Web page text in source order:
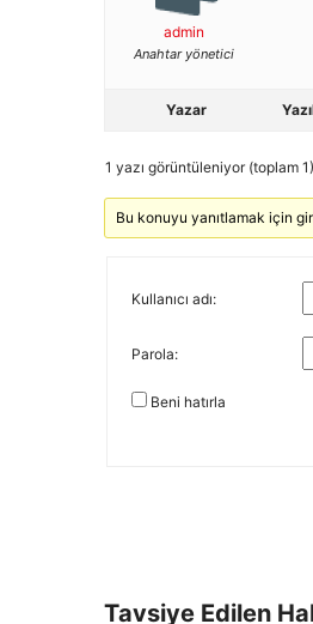
admin
Anahtar yönetici
Yazar
1 yazı görüntüleniyor (toplam 1)
Bu konuyu yanıtlamak için
Kullanıcı adı:
Parola:
Beni hatırla
Tavsiye Edilen